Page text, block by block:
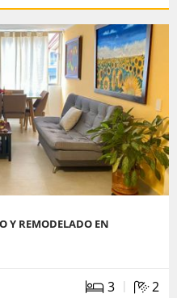
Y REMODELADO EN
3 | 2